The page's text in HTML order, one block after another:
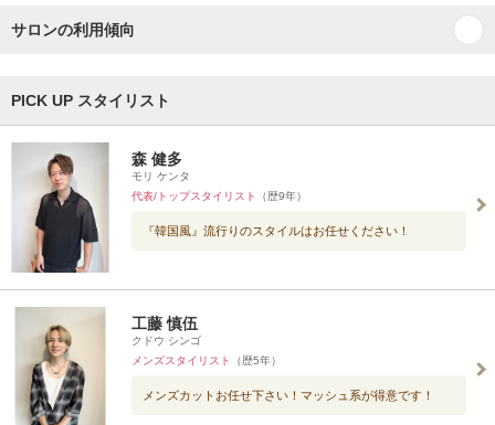
サロンの利用傾向
PICK UP スタイリスト
森 健多
モリ ケンタ
代表/トップスタイリスト
（歴9年）
『韓国風』流行りのスタイルはお任せください！
工藤 慎伍
クドウ シンゴ
メンズスタイリスト
（歴5年）
メンズカットお任せ下さい！マッシュ系が得意です！